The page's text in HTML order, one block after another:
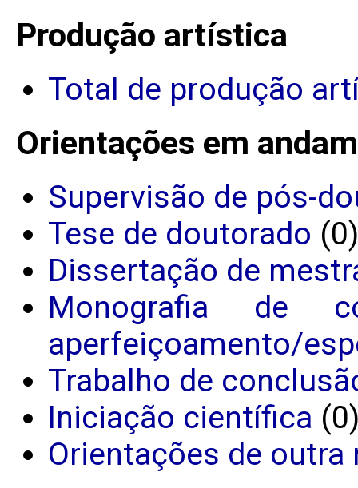
Produção artística
Total de produção
Orientações em
Supervisão de pós-
Tese de doutorado (0)
Dissertação de
Monografia de
aperfeiçoamento/
Trabalho de
Iniciação científica
Orientações de outra